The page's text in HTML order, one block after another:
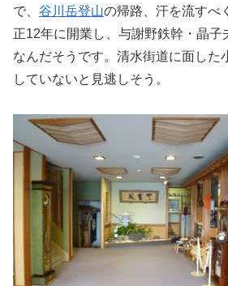
で、 谷川岳登山の帰路、汗を流すべ
正12年に開業し、与謝野鉄幹・晶子
なんだそうです。清水街道に面した
していないと見逃しそう。